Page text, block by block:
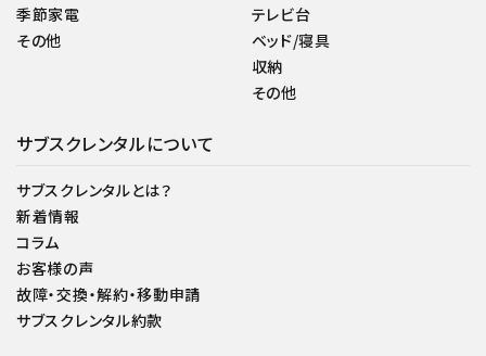
季節家電
その他
テレビ台
ベッド/寝具
収納
その他
サブスクレンタルについて
サブスクレンタルとは？
新着情報
コラム
お客様の声
故障・交換・解約・移動申請
サブスクレンタル約款